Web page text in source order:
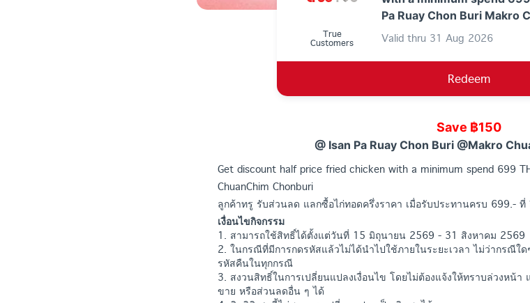
Pa Ruay Chon Buri Makro
Chonburi
True
Customers Valid thru 31 Aug 2026
Redeem
Save ฿150
@ Isan Pa Ruay Chon Buri @Makro
Get discount half price fried chicken with a minimum spend 699
ChuanChim Chonburi
ลูกค้าทรู รับส่วนลด แลกซื้อไก่ทอดครึ่งราคา เมื่อรับประทานครบ 699.-
เงื่อนไขกิจกรรม
1. สามารถใช้สิทธิ์ได้ตั้งแต่วันที่ 15 มิถุนายน 2569 - 31 สิงหาคม 2569
2. ในกรณีที่มีการกดรหัสแล้วไม่ได้นำไปใช้ภายในระยะเวลา ไม่ว่ากรณีใ
รหัสคืนในทุกกรณี
3. สงวนสิทธิ์ในการเปลี่ยนแปลงเงื่อนไข โดยไม่ต้องแจ้งให้ทราบล่วงหน้า
ขาย หรือส่วนลดอื่น ๆ ได้